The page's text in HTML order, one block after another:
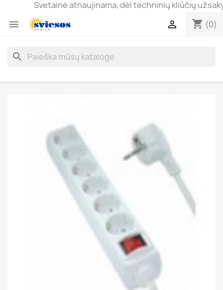
Svetainė atnaujinama, dėl techninių kliūčių
 shopping_cart (0)

search